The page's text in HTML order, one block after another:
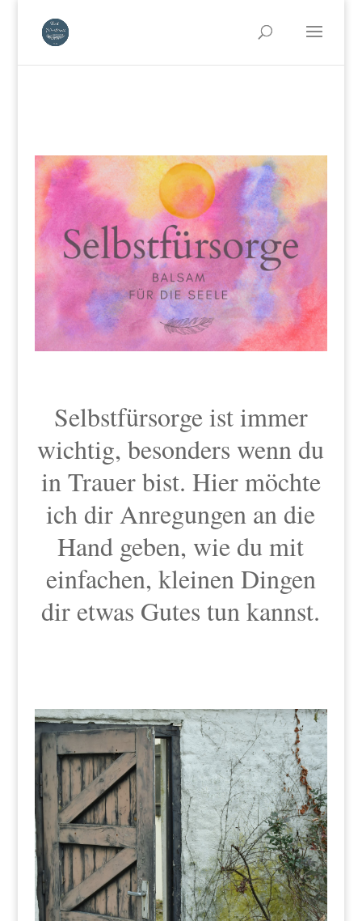
Selbstfürsorge ist immer
wichtig, besonders wenn du
in Trauer bist. Hier möchte
ich dir Anregungen an die
Hand geben, wie du mit
einfachen, kleinen Dingen
dir etwas Gutes tun kannst.